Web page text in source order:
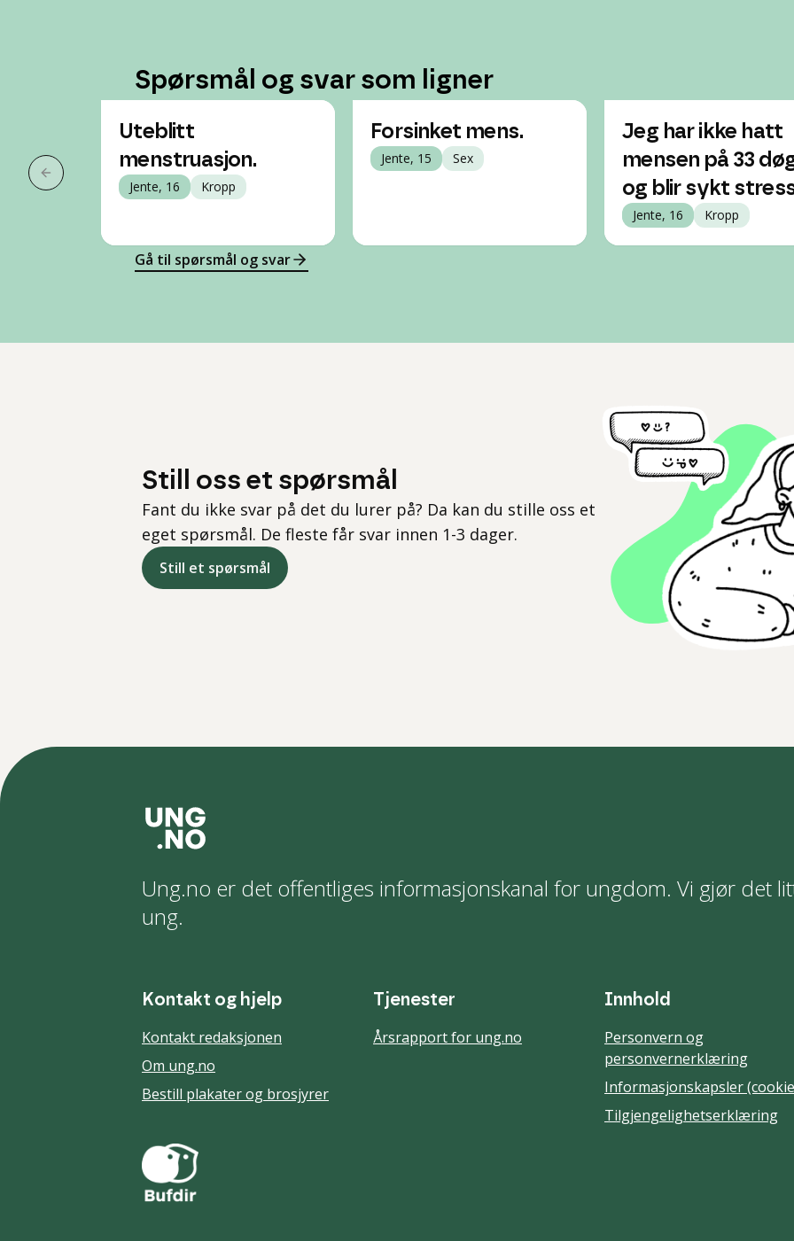
Spørsmål og svar som ligner
Forrige slide
Uteblitt
menstruasjon.
Jente, 16 Kropp
Forsinket mens.
Jente, 15 Sex
Jeg har ikke hatt
mensen på 33
og blir sykt
Jente, 16 Kropp
Gå til spørsmål og svar
Still oss et spørsmål
Fant du ikke svar på det du lurer på? Da kan du stille oss et
eget spørsmål. De fleste får svar innen 1-3 dager.
Still et spørsmål
Ung.no er det offentliges informasjonskanal for ungdom. Vi gjør det
ung.
Kontakt og hjelp
Kontakt redaksjonen
Om ung.no
Bestill plakater og brosjyrer
Tjenester
Årsrapport for ung.no
Innhold
Personvern og
personvernerklæring
Informasjonskapsler
Tilgjengelighetserklæring